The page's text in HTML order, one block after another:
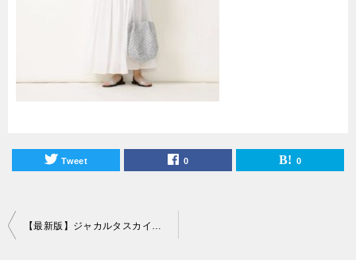
Tweet 0 0
投
【最新版】ジャカルタスカイバーのドレスコードを攻略！おすすめコーディネートを紹介！